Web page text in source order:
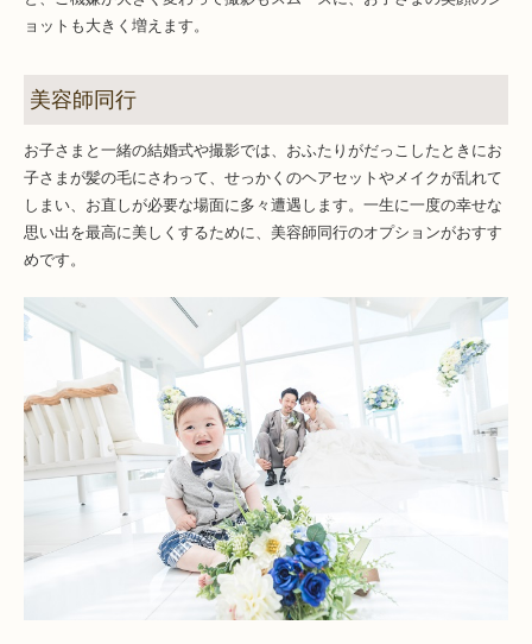
ョットも大きく増えます。
美容師同行
お子さまと一緒の結婚式や撮影では、おふたりがだっこしたときにお
子さまが髪の毛にさわって、せっかくのヘアセットやメイクが乱れて
しまい、お直しが必要な場面に多々遭遇します。一生に一度の幸せな
思い出を最高に美しくするために、美容師同行のオプションがおすす
めです。